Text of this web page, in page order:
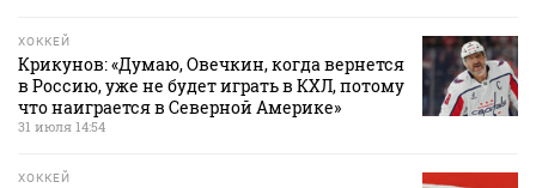
ХОККЕЙ
Крикунов: «Думаю, Овечкин, когда вернется
в Россию, уже не будет играть в КХЛ, потому
что наиграется в Северной Америке»
31 июля 14:54
ХОККЕЙ